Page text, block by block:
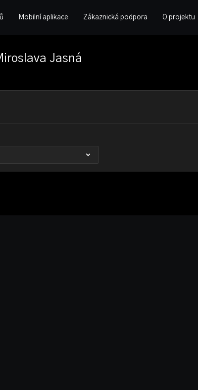
Mobilní aplikace Zákaznická podpora O projektu
Jasná